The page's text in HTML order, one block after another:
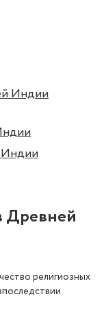
Индии
Индии
Древней
религиозных